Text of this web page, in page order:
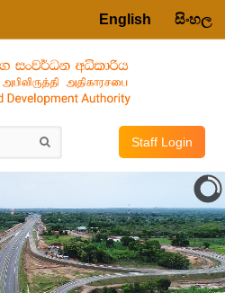
English සිංහල
Staff Login